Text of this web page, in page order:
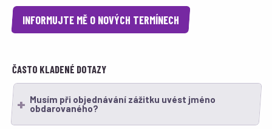
INFORMUJTE MĚ O NOVÝCH TERMÍNECH
ČASTO KLADENÉ DOTAZY
Musím při objednávání zážitku uvést jméno
obdarovaného?